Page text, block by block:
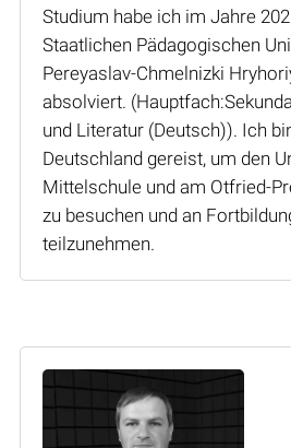
Studium habe ich im Jahre
Staatlichen Pädagogischen
Pereyaslav-Chmelnizki
absolviert.
und Literatur (Deutsch)). Ich
Deutschland gereist, um den
Mittelschule und am Otfried-
zu besuchen und an
teilzunehmen.